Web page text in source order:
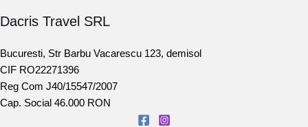
Dacris Travel SRL
Bucuresti, Str Barbu Vacarescu 123, demisol
CIF RO22271396
Reg Com J40/15547/2007
Cap. Social 46.000 RON